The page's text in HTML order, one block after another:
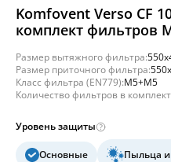
Komfovent Verso CF
комплект фильтров
Размер вытяжного фильтра:
Размер приточного фильтра:
Класс фильтра (EN779):M5+M5
Количество фильтров в
Уровень защиты
Основные
Пыльца